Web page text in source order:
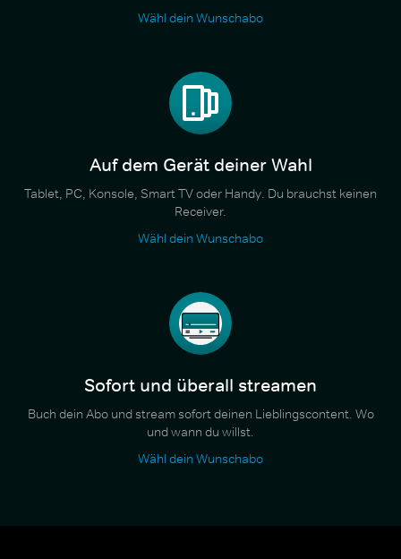
Wähl dein Wunschabo
Auf dem Gerät deiner Wahl
Tablet, PC, Konsole, Smart TV oder Handy. Du brauchst keinen
Receiver.
Wähl dein Wunschabo
Sofort und überall streamen
Buch dein Abo und stream sofort deinen Lieblingscontent. Wo
und wann du willst.
Wähl dein Wunschabo